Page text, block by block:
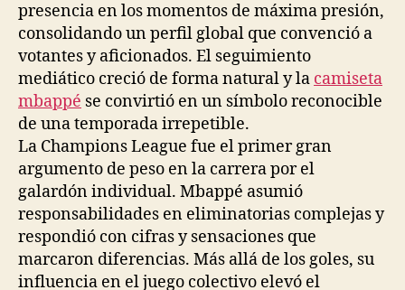
presencia en los momentos de máxima presión,
consolidando un perfil global que convenció a
votantes y aficionados. El seguimiento
mediático creció de forma natural y la camiseta
mbappé se convirtió en un símbolo reconocible
de una temporada irrepetible.
La Champions League fue el primer gran
argumento de peso en la carrera por el
galardón individual. Mbappé asumió
responsabilidades en eliminatorias complejas y
respondió con cifras y sensaciones que
marcaron diferencias. Más allá de los goles, su
influencia en el juego colectivo elevó el